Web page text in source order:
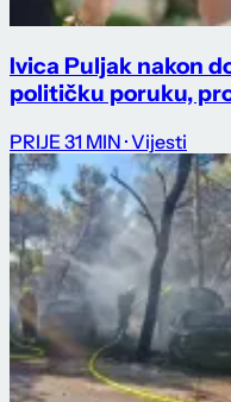
Ivica Puljak nakon
političku poruku,
PRIJE 31 MIN · Vijesti